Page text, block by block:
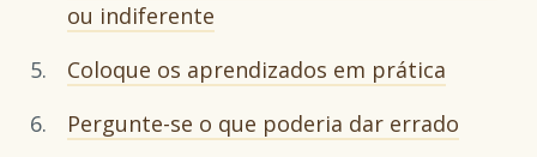
ou indiferente
Coloque os aprendizados em prática
Pergunte-se o que poderia dar errado